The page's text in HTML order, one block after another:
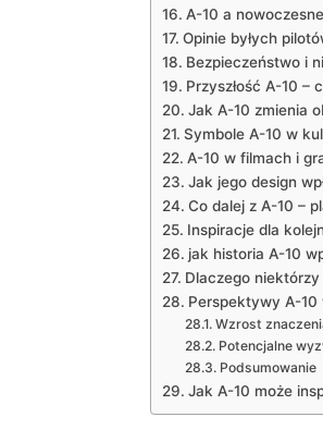
A-10 a
Opinie⁤ byłych⁣
Bezpieczeństwo i
Przyszłość A-10 –
Jak ‍A-10​ zmienia
Symbole A-10 w
A-10 w filmach i
Jak jego design
Co dalej z A-10 –
Inspiracje ‌dla
jak historia A-10⁣
Dlaczego‍
Perspektywy⁣ A-
Wzrost
Potencjalne
Podsumowanie
Jak A-10 może